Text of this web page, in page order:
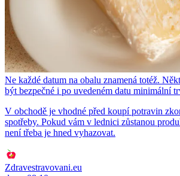
Ne každé datum na obalu znamená totéž.
být bezpečné i po uvedeném datu minimální
V obchodě je vhodné před koupí potravin
spotřeby. Pokud vám v lednici zůstanou
není třeba je hned vyhazovat.
Zdravestravovani.eu